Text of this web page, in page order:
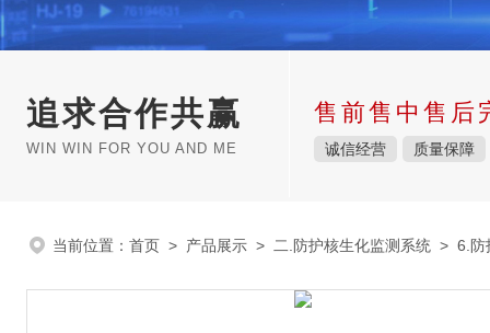
追求合作共赢
WIN WIN FOR YOU AND ME
售前售中售后
诚信经营 质量保障
当前位置： 首页 > 产品展示 > 二.防护核生化监测系统 > 6.防